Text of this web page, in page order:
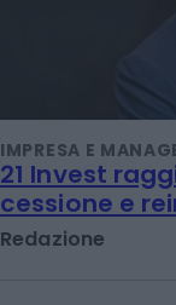
IMPRESA E
21 Invest
cessione e
Redazione